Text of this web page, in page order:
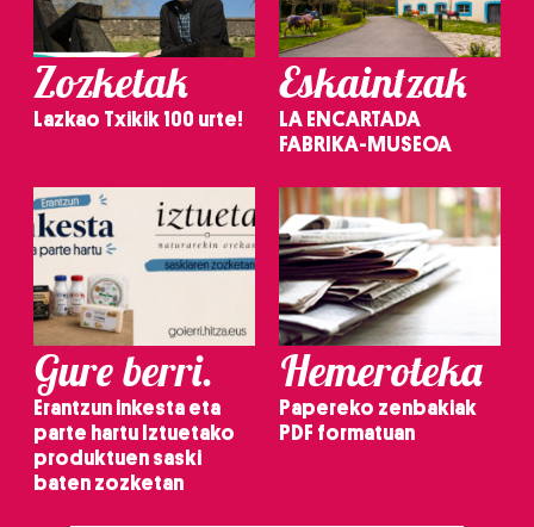
Zozketak
Lazkao Txikik 100 urte!
Eskaintzak
LA ENCARTADA
FABRIKA-MUSEOA
Gure berri.
Erantzun inkesta eta
parte hartu Iztuetako
produktuen saski
baten zozketan
Hemeroteka
Papereko zenbakiak
PDF formatuan